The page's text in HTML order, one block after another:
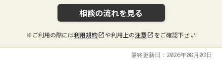
相談の流れを見る
※ご利用の際には利用規約 や利用上の注意 をご確認下さい
最終更新日：2026年08月03日